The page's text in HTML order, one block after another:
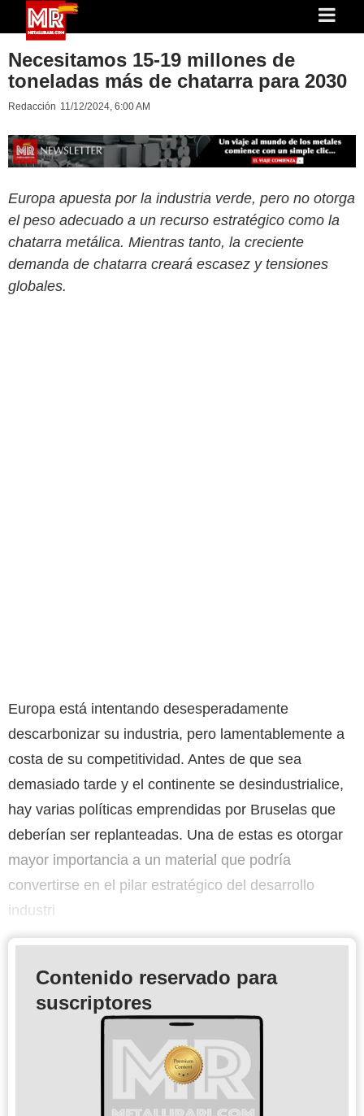
Necesitamos 15-19 millones de
toneladas más de chatarra para 2030
Redacción 11/12/2024, 6:00 AM
Europa apuesta por la industria verde, pero no otorga
el peso adecuado a un recurso estratégico como la
chatarra metálica. Mientras tanto, la creciente
demanda de chatarra creará escasez y tensiones
globales.
Europa está intentando desesperadamente
descarbonizar su industria, pero lamentablemente a
costa de su competitividad. Antes de que sea
demasiado tarde y el continente se desindustrialice,
hay varias políticas emprendidas por Bruselas que
deberían ser replanteadas. Una de estas es otorgar
mayor importancia a un material que podría
convertirse en el pilar estratégico del desarrollo
industri
Contenido reservado para
suscriptores